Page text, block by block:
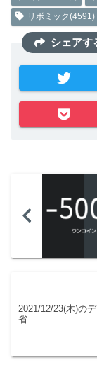
リボミック(4591)
シェアす
2021/12/23(木)の
省